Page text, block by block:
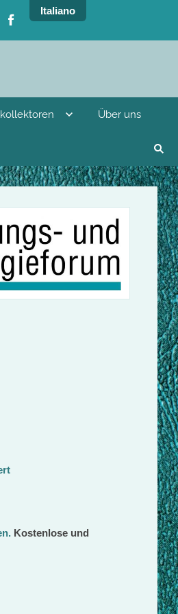
Über uns
. Kostenlose und
Italiano